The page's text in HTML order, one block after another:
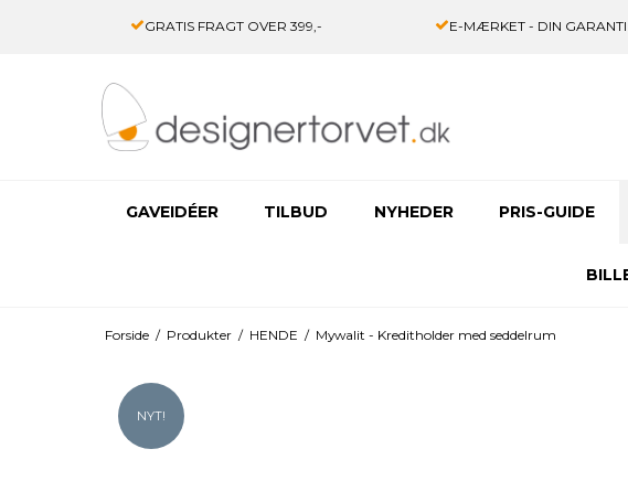
GRATIS FRAGT OVER 399,- E-MÆRKET - DIN GARANTI
GAVEIDÉER TILBUD NYHEDER PRIS-GUIDE
Forside / Produkter / HENDE / Mywalit - Kreditholder med seddelrum
NYT!